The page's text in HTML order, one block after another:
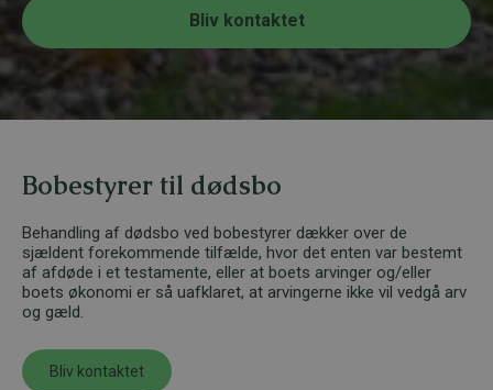
r
*
Bliv kontaktet
Bobestyrer til dødsbo
Behandling af dødsbo ved bobestyrer dækker over de
sjældent forekommende tilfælde, hvor det enten var bestemt
af afdøde i et testamente, eller at boets arvinger og/eller
boets økonomi er så uafklaret, at arvingerne ikke vil vedgå arv
og gæld.
Bliv kontaktet